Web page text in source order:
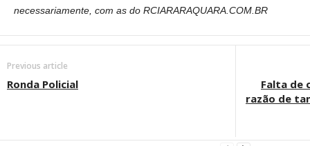
necessariamente, com as do RCIARARAQUARA.COM.BR
Previous article
Ronda Policial
Falta de
razão de